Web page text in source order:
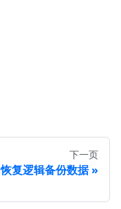
下一页
恢复逻辑备份数据